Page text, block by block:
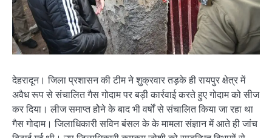
देहरादून। जिला प्रशासन की टीम ने शुक्रवार तड़के ही रायपुर क्षेत्र में
अवैध रूप से संचालित गैस गोदाम पर बड़ी कार्रवाई करते हुए गोदाम को सीज
कर दिया। लीज समाप्त होेने के बाद भी वर्षों से संचालित किया जा रहा था
गैस गोदाम। जिलाधिकारी सविन बंसल के के मामला संज्ञान में आते ही जांच